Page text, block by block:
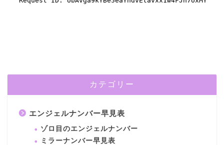
カテゴリー
エンジェルナンバー早見表
ゾロ目のエンジェルナンバー
ミラーナンバー早見表